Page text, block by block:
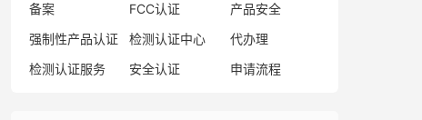
备案
FCC认证
产品安全
强制性产品认证
检测认证中心
代办理
检测认证服务
安全认证 申请流程